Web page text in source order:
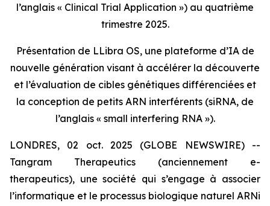
l’anglais « Clinical Trial Application ») au quatrième
trimestre 2025.
Présentation de LLibra OS, une plateforme d’IA de
nouvelle génération visant à accélérer la découverte
et l’évaluation de cibles génétiques différenciées et
la conception de petits ARN interférents (siRNA, de
l’anglais « small interfering RNA »).
LONDRES, 02 oct. 2025 (GLOBE NEWSWIRE) --
Tangram Therapeutics (anciennement e-
therapeutics), une société qui s’engage à associer
l’informatique et le processus biologique naturel ARNi